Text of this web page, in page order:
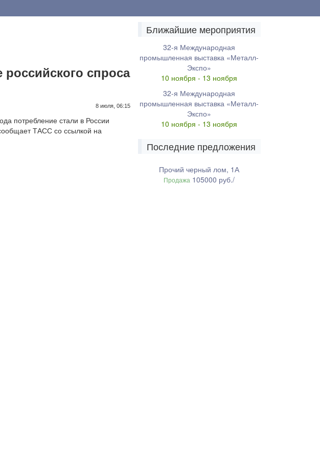
спроса
8 июля, 06:15
потребление стали в России
ТАСС со ссылкой на
Ближайшие мероприятия
32-я Международная
промышленная выставка «Металл-
Экспо»
10 ноября - 13 ноября
32-я Международная
промышленная выставка «Металл-
Экспо»
10 ноября - 13 ноября
Последние предложения
Прочий черный лом, 1А
Продажа 105000 руб./